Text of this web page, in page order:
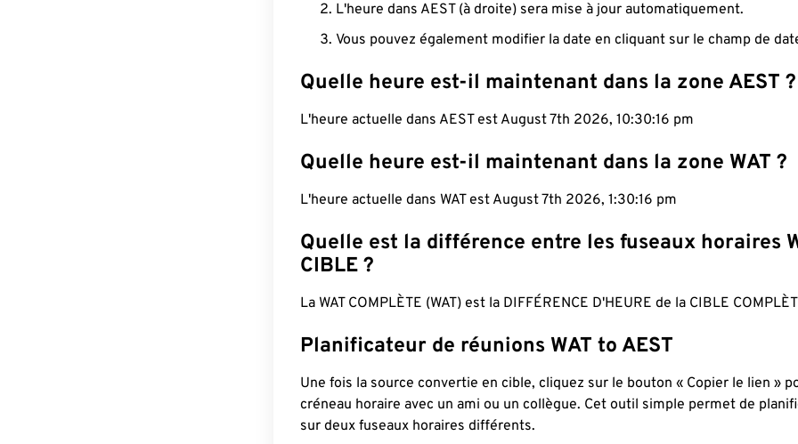
L'heure dans AEST (à droite) sera mise à jour automatiquement.
Vous pouvez également modifier la date en cliquant sur le champ de
Quelle heure est-il maintenant dans la zone AEST ?
L'heure actuelle dans AEST est August 7th 2026, 10:30:17 pm
Quelle heure est-il maintenant dans la zone WAT ?
L'heure actuelle dans WAT est August 7th 2026, 1:30:17 pm
Quelle est la différence entre les fuseaux horaires
CIBLE ?
La WAT COMPLÈTE (WAT) est la DIFFÉRENCE D'HEURE de la CIBLE
Planificateur de réunions WAT to AEST
Une fois la source convertie en cible, cliquez sur le bouton « Copier le lien »
créneau horaire avec un ami ou un collègue. Cet outil simple permet de
sur deux fuseaux horaires différents.